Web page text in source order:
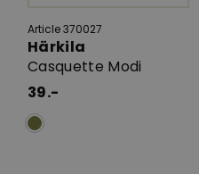
Article 370027
Härkila
Casquette Modi
39.-